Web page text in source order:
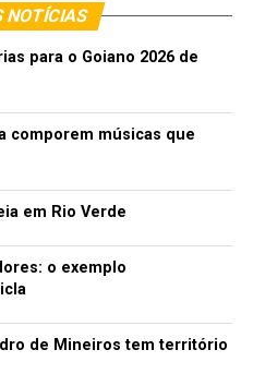
NOTÍCIAS
para o Goiano 2026 de
comporem músicas que
em Rio Verde
o exemplo
de Mineiros tem território